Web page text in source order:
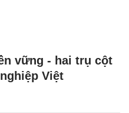
vững - hai trụ cột
Việt